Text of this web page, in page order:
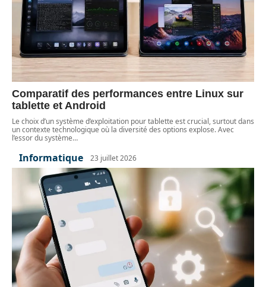
Comparatif des performances entre Linux sur
tablette et Android
Le choix d’un système d’exploitation pour tablette est crucial, surtout dans
un contexte technologique où la diversité des options explose. Avec
l’essor du système…
Informatique 23 juillet 2026